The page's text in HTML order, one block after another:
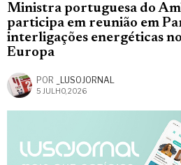
Ministra portuguesa do
participa em reunião em
interligações energéticas
Europa
POR _LUSOJORNAL
5 JULHO, 2026